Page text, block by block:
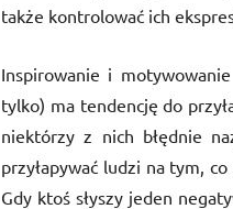
także kontrolować ich
Inspirowanie i
tylko) ma tendencję do
niektórzy z nich błędnie
przyłapywać ludzi na tym,
Gdy ktoś słyszy jeden